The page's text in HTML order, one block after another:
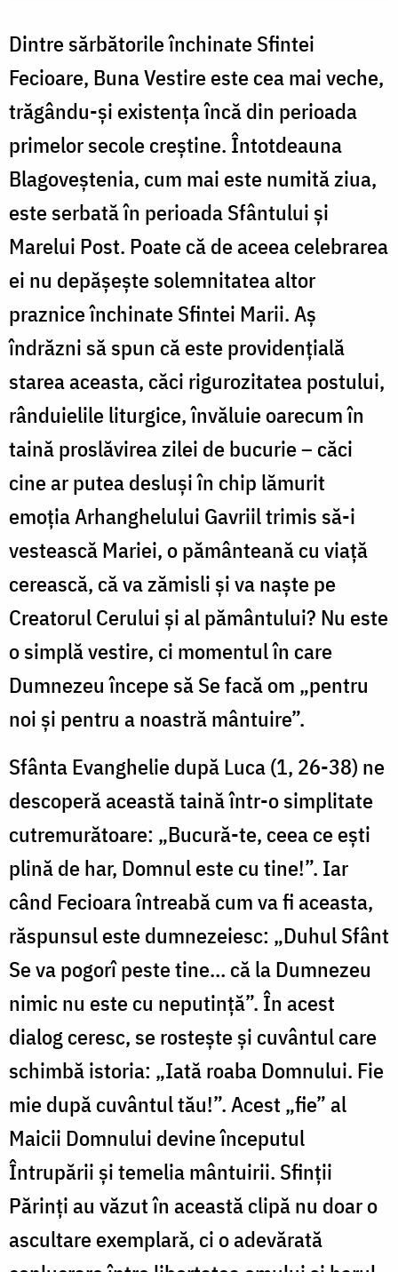
Dintre sărbătorile închinate Sfintei
Fecioare, Buna Vestire este cea mai veche,
trăgându-și existența încă din perioada
primelor secole creștine. Întotdeauna
Blagoveștenia, cum mai este numită ziua,
este serbată în perioada Sfântului și
Marelui Post. Poate că de aceea celebrarea
ei nu depășește solemnitatea altor
praznice închinate Sfintei Marii. Aș
îndrăzni să spun că este providențială
starea aceasta, căci rigurozitatea postului,
rânduielile liturgice, învăluie oarecum în
taină proslăvirea zilei de bucurie – căci
cine ar putea desluși în chip lămurit
emoția Arhanghelului Gavriil trimis să-i
vestească Mariei, o pământeană cu viață
cerească, că va zămisli și va naște pe
Creatorul Cerului și al pământului? Nu este
o simplă vestire, ci momentul în care
Dumnezeu începe să Se facă om „pentru
noi și pentru a noastră mântuire”.
Sfânta Evanghelie după Luca (1, 26-38) ne
descoperă această taină într-o simplitate
cutremurătoare: „Bucură-te, ceea ce ești
plină de har, Domnul este cu tine!”. Iar
când Fecioara întreabă cum va fi aceasta,
răspunsul este dumnezeiesc: „Duhul Sfânt
Se va pogorî peste tine… că la Dumnezeu
nimic nu este cu neputință”. În acest
dialog ceresc, se rostește și cuvântul care
schimbă istoria: „Iată roaba Domnului. Fie
mie după cuvântul tău!”. Acest „fie” al
Maicii Domnului devine începutul
Întrupării și temelia mântuirii. Sfinții
Părinți au văzut în această clipă nu doar o
ascultare exemplară, ci o adevărată